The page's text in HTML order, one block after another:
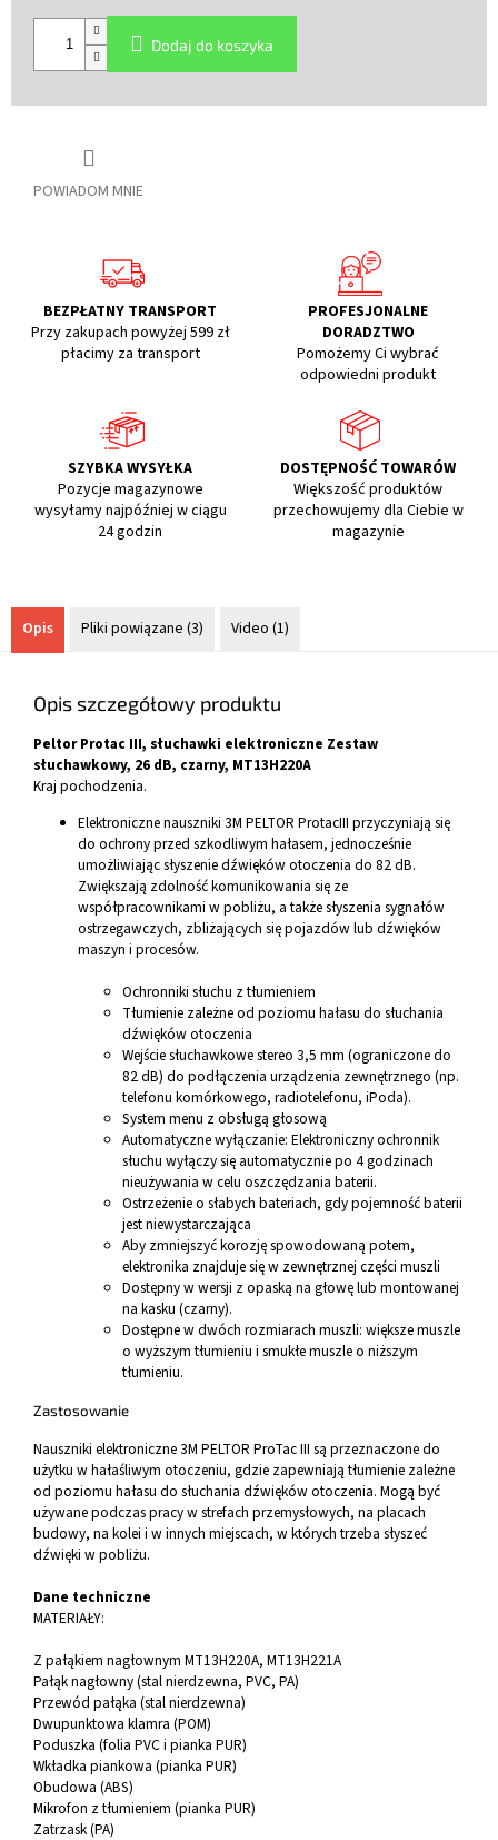
POWIADOM MNIE
jednostkowa:
Dodaj do koszyka
BEZPŁATNY TRANSPORT
Przy zakupach powyżej 599 zł
płacimy za transport
PROFESJONALNE
DORADZTWO
Pomożemy Ci wybrać
odpowiedni produkt
SZYBKA WYSYŁKA
Pozycje magazynowe
wysyłamy najpóźniej w ciągu
24 godzin
DOSTĘPNOŚĆ TOWARÓW
Większość produktów
przechowujemy dla Ciebie w
magazynie
Opis Pliki powiązane (3) Video (1)
Opis szczegółowy produktu
Peltor Protac III, słuchawki elektroniczne Zestaw
słuchawkowy, 26 dB, czarny, MT13H220A
Kraj pochodzenia.
Elektroniczne nauszniki 3M PELTOR ProtacIII przyczyniają się
do ochrony przed szkodliwym hałasem, jednocześnie
umożliwiając słyszenie dźwięków otoczenia do 82 dB.
Zwiększają zdolność komunikowania się ze
współpracownikami w pobliżu, a także słyszenia sygnałów
ostrzegawczych, zbliżających się pojazdów lub dźwięków
maszyn i procesów.
Ochronniki słuchu z tłumieniem
Tłumienie zależne od poziomu hałasu do słuchania
dźwięków otoczenia
Wejście słuchawkowe stereo 3,5 mm (ograniczone do
82 dB) do podłączenia urządzenia zewnętrznego (np.
telefonu komórkowego, radiotelefonu, iPoda).
System menu z obsługą głosową
Automatyczne wyłączanie: Elektroniczny ochronnik
słuchu wyłączy się automatycznie po 4 godzinach
nieużywania w celu oszczędzania baterii.
Ostrzeżenie o słabych bateriach, gdy pojemność baterii
jest niewystarczająca
Aby zmniejszyć korozję spowodowaną potem,
elektronika znajduje się w zewnętrznej części muszli
Dostępny w wersji z opaską na głowę lub montowanej
na kasku (czarny).
Dostępne w dwóch rozmiarach muszli: większe muszle
o wyższym tłumieniu i smukłe muszle o niższym
tłumieniu.
Zastosowanie
Nauszniki elektroniczne 3M PELTOR ProTac III są przeznaczone do
użytku w hałaśliwym otoczeniu, gdzie zapewniają tłumienie zależne
od poziomu hałasu do słuchania dźwięków otoczenia. Mogą być
używane podczas pracy w strefach przemysłowych, na placach
budowy, na kolei i w innych miejscach, w których trzeba słyszeć
dźwięki w pobliżu.
Dane techniczne
MATERIAŁY:
Z pałąkiem nagłownym MT13H220A, MT13H221A
Pałąk nagłowny (stal nierdzewna, PVC, PA)
Przewód pałąka (stal nierdzewna)
Dwupunktowa klamra (POM)
Poduszka (folia PVC i pianka PUR)
Wkładka piankowa (pianka PUR)
Obudowa (ABS)
Mikrofon z tłumieniem (pianka PUR)
Zatrzask (PA)